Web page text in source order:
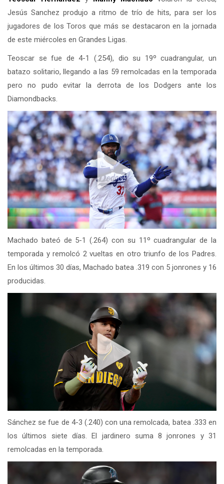
Jesús Sanchez produjo a ritmo de trío de hits, para ser los
jugadores de los Toros que más se destacaron en la jornada
de este miércoles en Grandes Ligas.
Teoscar se fue de 4-1 (.254), dio su 19º cuadrangular, un
batazo solitario, llegando a las 59 remolcadas en la temporada
pero no pudo evitar la derrota de los Dodgers ante los
Diamondbacks.
Machado bateó de 5-1 (.264) con su 11º cuadrangular de la
temporada y remolcó 2 vueltas en otro triunfo de los Padres.
En los últimos 30 días, Machado batea .319 con 5 jonrones y 16
producidas.
Sánchez se fue de 4-3 (.240) con una remolcada, batea .333 en
los últimos siete días. El jardinero suma 8 jonrones y 31
remolcadas en la temporada.